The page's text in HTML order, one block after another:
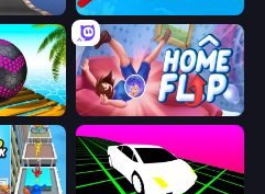
Stunt Racing Builder
Race Home Flip